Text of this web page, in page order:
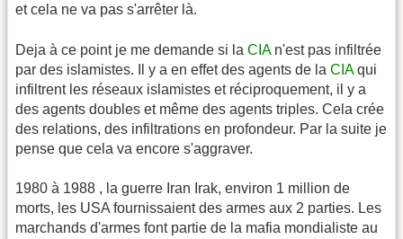
et cela ne va pas s'arrêter là.
Deja à ce point je me demande si la CIAn'est pas infiltrée
par des islamistes. Il y a en effet des agents de la CIAqui
infiltrent les réseaux islamistes et réciproquement, il y a
des agents doubles et même des agents triples. Cela crée
des relations, des infiltrations en profondeur. Par la suite je
pense que cela va encore s'aggraver.
1980 à 1988 , la guerre Iran Irak, environ 1 million de
morts, les USA fournissaient des armes aux 2 parties. Les
marchands d'armes font partie de la mafia mondialiste au